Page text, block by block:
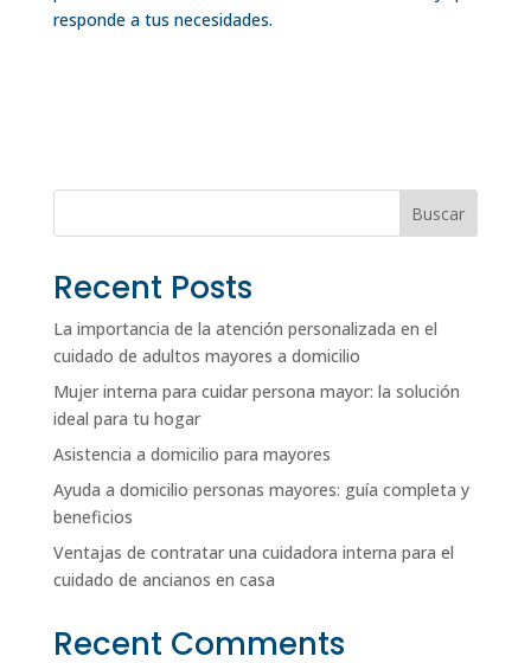
responde a tus necesidades.
Buscar
Recent Posts
La importancia de la atención personalizada en el
cuidado de adultos mayores a domicilio
Mujer interna para cuidar persona mayor: la solución
ideal para tu hogar
Asistencia a domicilio para mayores
Ayuda a domicilio personas mayores: guía completa y
beneficios
Ventajas de contratar una cuidadora interna para el
cuidado de ancianos en casa
Recent Comments